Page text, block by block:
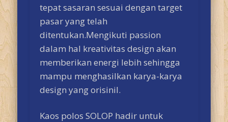
tepat sasaran sesuai dengan target
pasar yang telah
ditentukan.Mengikuti passion
dalam hal kreativitas design akan
memberikan energi lebih sehingga
mampu menghasilkan karya-karya
design yang orisinil.
Kaos polos SOLOP hadir untuk